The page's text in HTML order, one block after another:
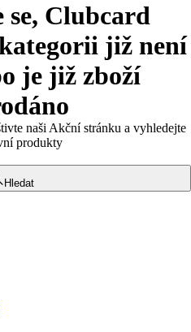
se, Clubcard
již není
je již zboží
naši Akční stránku a vyhledejte
produkty
Hledat